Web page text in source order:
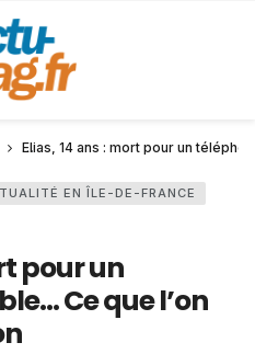
Élias, 14 ans : mort pour un
EN ÎLE-DE-FRANCE
pour un
Ce que l’on